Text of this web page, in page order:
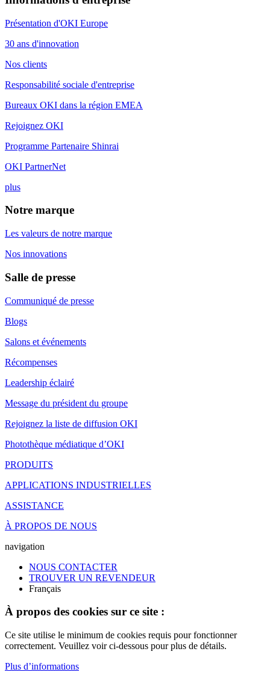
Présentation d'OKI Europe
30 ans d'innovation
Nos clients
Responsabilité sociale d'entreprise
Bureaux OKI dans la région EMEA
Rejoignez OKI
Programme Partenaire Shinrai
OKI PartnerNet
plus
Notre marque
Les valeurs de notre marque
Nos innovations
Salle de presse
Communiqué de presse
Blogs
Salons et événements
Récompenses
Leadership éclairé
Message du président du groupe
Rejoignez la liste de diffusion OKI
Photothèque médiatique d’OKI
PRODUITS
APPLICATIONS INDUSTRIELLES
ASSISTANCE
À PROPOS DE NOUS
navigation
NOUS CONTACTER
TROUVER UN REVENDEUR
Français
À propos des cookies sur ce site :
Ce site utilise le minimum de cookies requis pour fonctionner
correctement. Veuillez voir ci-dessous pour plus de détails.
Plus d’informations